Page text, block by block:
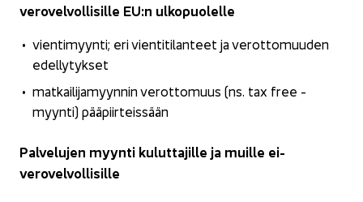
verovelvollisille EU:n ul­ko­puo­lel­le
vien­ti­myyn­ti; eri vien­ti­ti­lan­teet ja ve­rot­to­muu­den
edel­ly­tyk­set
mat­kai­li­ja­myyn­nin ve­rot­to­muus (ns. tax free -​
myynti) pää­piir­teis­sään
Pal­ve­lu­jen myyn­ti ku­lut­ta­jil­le ja muil­le ei-​
verovelvollisille